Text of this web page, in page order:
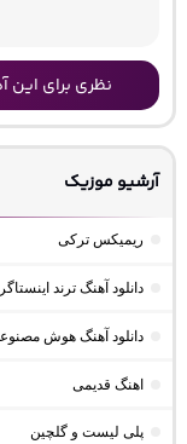
نظری برای این
آرشیو موزیک
ریمیکس ترکی
دانلود آهنگ ترند
دانلود آهنگ هوش
اهنگ قدیمی
پلی لیست و گلچین